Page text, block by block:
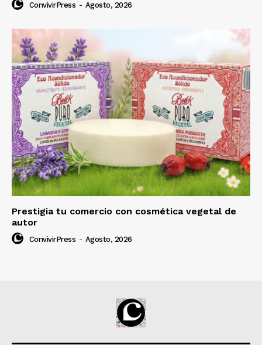
ConvivirPress - Agosto, 2026
Prestigia tu comercio con cosmética vegetal de
autor
ConvivirPress - Agosto, 2026